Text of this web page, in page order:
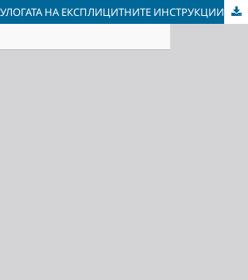
П P O E K T O T „УЛОГАТА НА ЕКСПЛИЦИТНИТЕ ИНСТРУКЦИИ ЗА СТЕКНУВАЊЕ ПРАГМАТИЧКА КОМПЕТЕНЦИЈА ПРИ УЧЕЊЕТО АНГЛИСКИ И ГЕРМАНСКИ ЈАЗИК“ И НЕГОВО ПРЕТСТАВУВАЊЕ